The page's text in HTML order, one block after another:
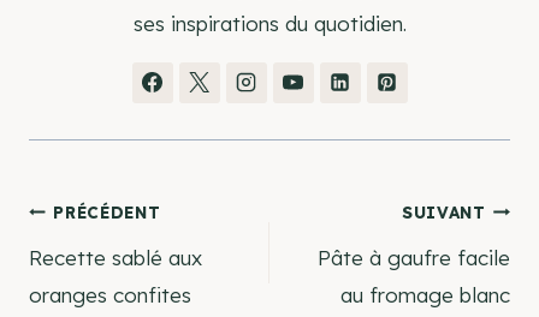
ses inspirations du quotidien.
Navigation
de
PRÉCÉDENT
Recette sablé aux
oranges confites
SUIVANT
Pâte à gaufre facile
au fromage blanc